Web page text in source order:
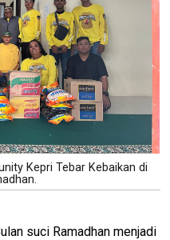
Kepri Tebar Kebaikan di
suci Ramadhan menjadi